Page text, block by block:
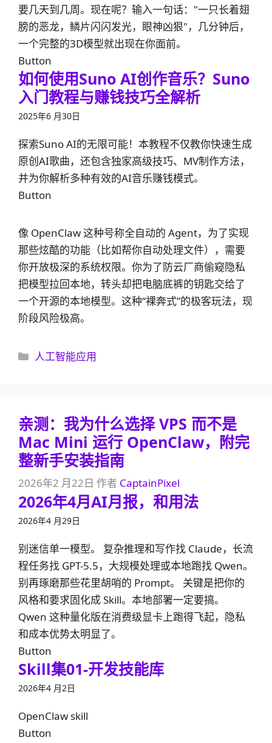
要几天到几周。现在呢？输入一句话："一只长着翅
膀的恶龙，鳞片闪闪发光，眼神凶狠"，几分钟后，
一个完整的3D模型就出现在你面前。
Button
如何使用Suno AI创作音乐？Suno
入门教程与赚钱技巧全解析
2025年6 月30日
探索Suno AI的无限可能！本教程不仅教你快速生成
原创AI歌曲，还包含独家高级技巧、MV制作方法，
并为你解析多种有效的AI音乐赚钱模式。
Button
像 OpenClaw 这种号称全自动的 Agent，为了实现
那些炫酷的功能（比如帮你自动处理文件），需要
你开放极深的系统权限。你为了防云厂商偷窥隐私
把模型拉回本地，转头却把电脑底裤的钥匙交给了
一个开源的本地模型。这种“裸奔式”的极客玩法，现
阶段风险极高。
分
人工智能应用
亲测：我为什么选择 VPS 而不是
Mac Mini 运行 OpenClaw，附完
整新手安装指南
2026年2 月22日 作者 CaptainPixel
2026年4月AI月报，和用法
2026年4 月29日
别迷信单一模型。 复杂推理和写作找 Claude，长流
程任务找 GPT-5.5，大规模处理或本地跑找 Qwen。
别再琢磨那些花里胡哨的 Prompt。 关键是把你的
风格和要求固化成 Skill。本地部署一定要搞。
Qwen 这种量化版在消费级显卡上跑得飞起，隐私
和成本优势太明显了。
Button
Skill集01-开发技能库
2026年4 月2日
OpenClaw skill
Button